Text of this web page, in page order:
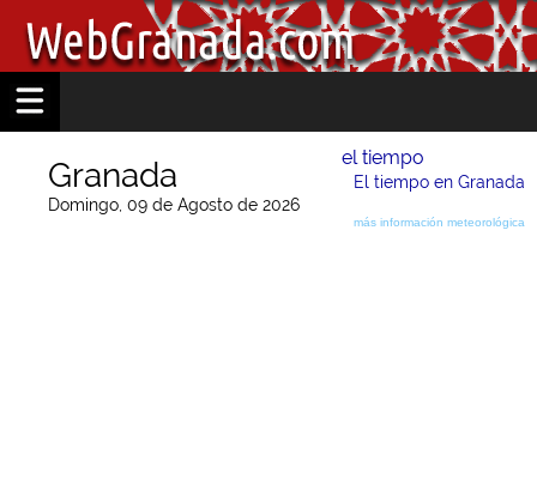
Granada
Domingo, 09 de Agosto de 2026
el tiempo
El tiempo en Granada
más información meteorológica